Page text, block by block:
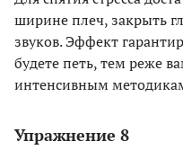
ширине плеч, закрыть
звуков. Эффект
будете петь, тем реже
интенсивным
Упражнение 8